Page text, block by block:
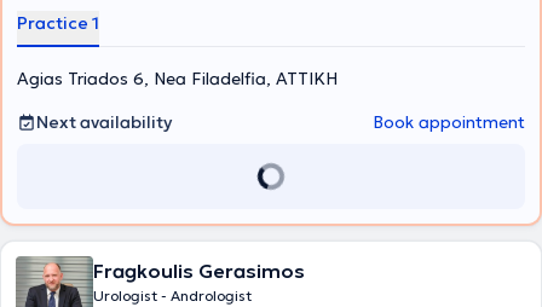
Practice 1
Agias Triados 6, Nea Filadelfia, ΑΤΤΙΚΗ
Next availability
Book appointment
Fragkoulis Gerasimos
Urologist - Andrologist